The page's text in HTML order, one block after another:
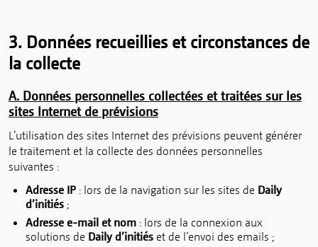
3. Données recueillies et circonstances de
la collecte
A. Données personnelles collectées et traitées sur les
sites Internet de prévisions
L’utilisation des sites Internet des prévisions peuvent générer
le traitement et la collecte des données personnelles
suivantes :
Adresse IP : lors de la navigation sur les sites de Daily
d’initiés ;
Adresse e-mail et nom : lors de la connexion aux
solutions de Daily d’initiés et de l’envoi des emails ;